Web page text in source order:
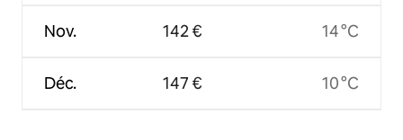
Nov.
Déc.
142 €
147 €
14 °C
10 °C